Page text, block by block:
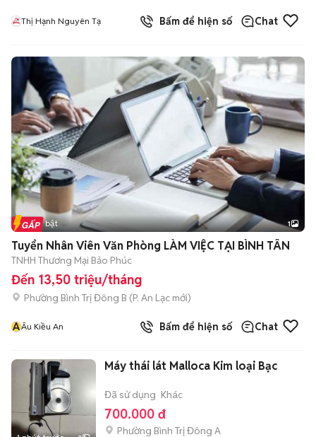
Thị Hạnh Nguyên Tạ Bấm để hiện số Chat
Tin nổi bật 1
Tuyển Nhân Viên Văn Phòng LÀM VIỆC TẠI BÌNH TÂN
TNHH Thương Mại Bảo Phúc
Đến 13,50 triệu/tháng
Phường Bình Trị Đông B (P. An Lạc mới)
ÂÂu Kiều An Bấm để hiện số Chat
Máy thái lát Malloca Kim loại Bạc
Đã sử dụng Khác
700.000 đ
Phường Bình Trị Đông A